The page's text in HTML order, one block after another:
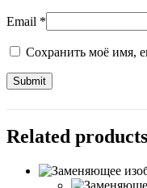
Email *
Сохранить моё имя,
Related products